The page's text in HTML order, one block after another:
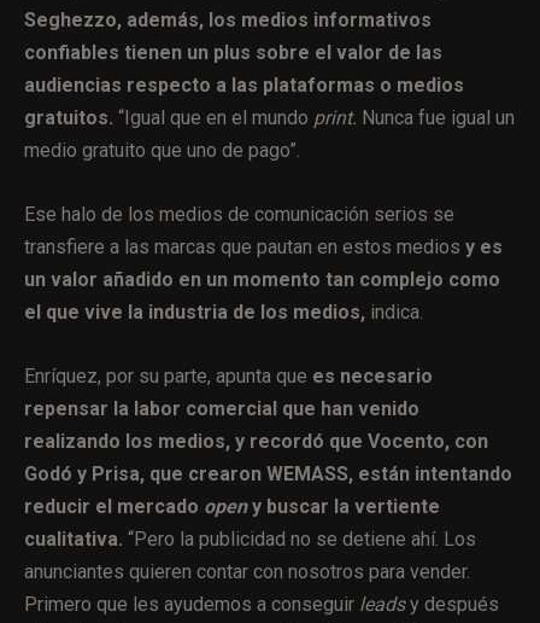
Seghezzo, además, los medios informativos
confiables tienen un plus sobre el valor de las
audiencias respecto a las plataformas o medios
gratuitos. “Igual que en el mundo print. Nunca fue igual un
medio gratuito que uno de pago”.
Ese halo de los medios de comunicación serios se
transfiere a las marcas que pautan en estos medios y es
un valor añadido en un momento tan complejo como
el que vive la industria de los medios, indica.
Enríquez, por su parte, apunta que es necesario
repensar la labor comercial que han venido
realizando los medios, y recordó que Vocento, con
Godó y Prisa, que crearon WEMASS, están intentando
reducir el mercado openy buscar la vertiente
cualitativa. “Pero la publicidad no se detiene ahí. Los
anunciantes quieren contar con nosotros para vender.
Primero que les ayudemos a conseguir leadsy después